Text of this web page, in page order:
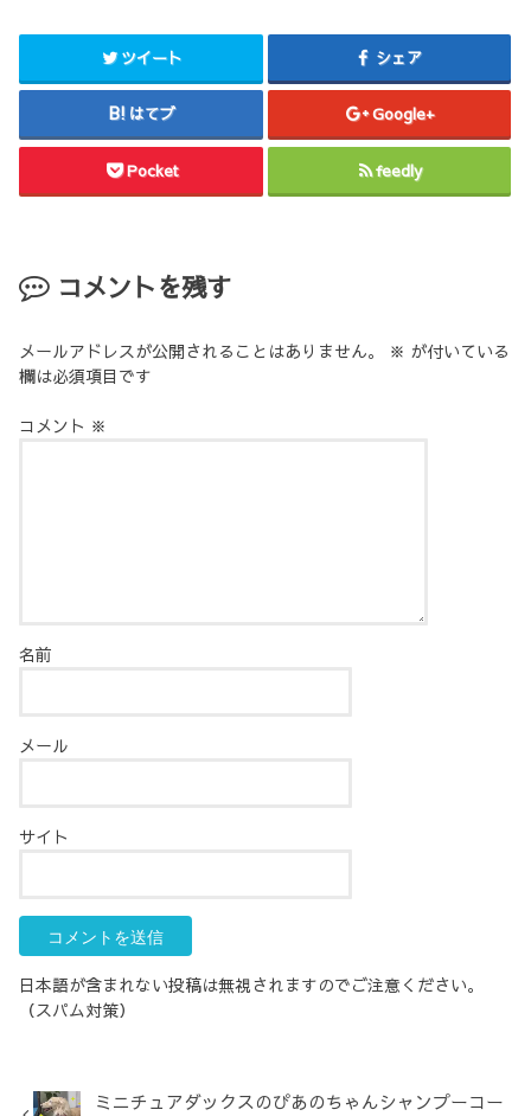
ツイート シェア
はてブ Google+
Pocket feedly
コメントを残す
メールアドレスが公開されることはありません。 ※ が付いている
欄は必須項目です
コメント ※
名前
メール
サイト
日本語が含まれない投稿は無視されますのでご注意ください。
（スパム対策）
ミニチュアダックスのぴあのちゃんシャンプーコー